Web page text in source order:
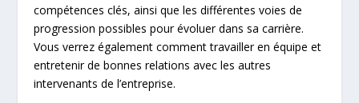
compétences clés, ainsi que les différentes voies de
progression possibles pour évoluer dans sa carrière.
Vous verrez également comment travailler en équipe et
entretenir de bonnes relations avec les autres
intervenants de l’entreprise.